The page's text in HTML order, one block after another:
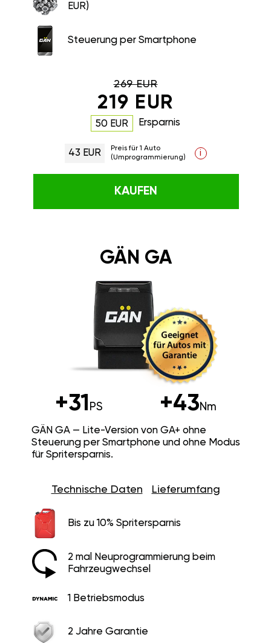
EUR)
Steuerung per Smartphone
269 EUR
219 EUR
50 EUR Ersparnis
43 EUR
Preis für 1 Auto
(Umprogrammierung)
i
KAUFEN
GÄN GA
+31 PS +43Nm
GÄN GA — Lite-Version von GA+ ohne
Steuerung per Smartphone und ohne Modus
für Spritersparnis.
Technische Daten Lieferumfang
Bis zu 10% Spritersparnis
2 mal Neuprogrammierung beim
Fahrzeugwechsel
1 Betriebsmodus
2 Jahre Garantie